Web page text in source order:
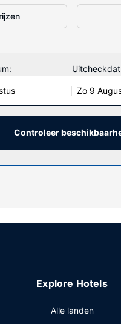
Zo 9
Controleer
Explore Hotels
Alle landen